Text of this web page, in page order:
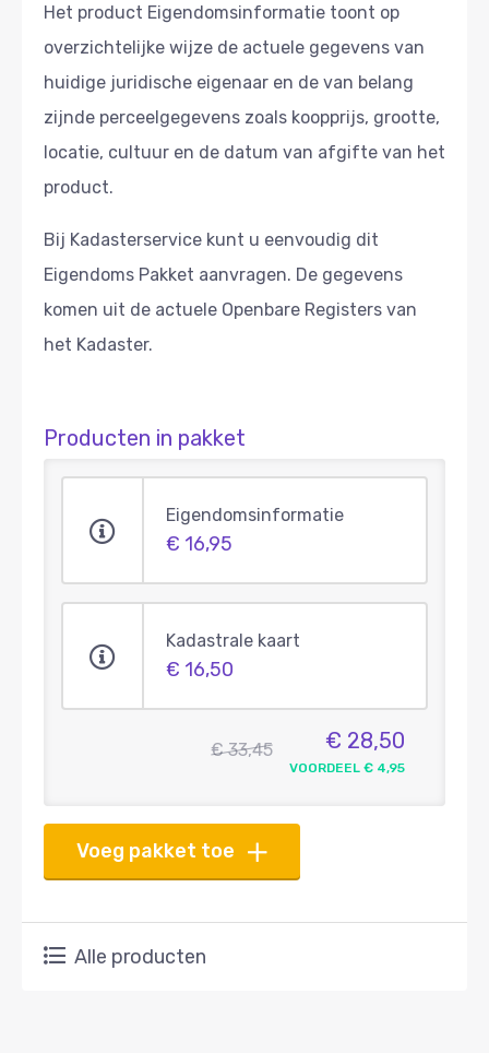
Het product Eigendomsinformatie toont op
overzichtelijke wijze de actuele gegevens van
huidige juridische eigenaar en de van belang
zijnde perceelgegevens zoals koopprijs, grootte,
locatie, cultuur en de datum van afgifte van het
product.
Bij Kadasterservice kunt u eenvoudig dit
Eigendoms Pakket aanvragen. De gegevens
komen uit de actuele Openbare Registers van
het Kadaster.
Producten in pakket
Eigendomsinformatie
€ 16,95
Kadastrale kaart
€ 16,50
€ 33,45 € 28,50
VOORDEEL € 4,95
Voeg pakket toe
Alle producten